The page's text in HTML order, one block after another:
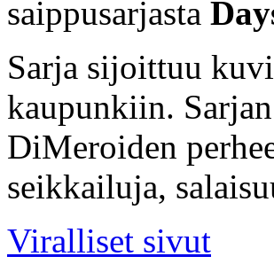
saippusarjasta
Sarja sijoittuu
kaupunkiin.
DiMeroiden
seikkailuja,
Viralliset sivut